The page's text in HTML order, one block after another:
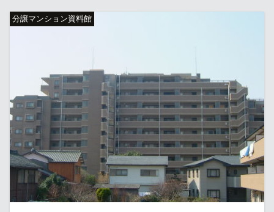
分譲マンション資料館